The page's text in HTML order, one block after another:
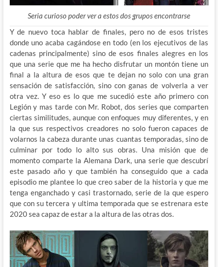
Seria curioso poder ver a estos dos grupos encontrarse
Y de nuevo toca hablar de finales, pero no de esos tristes
donde uno acaba cagándose en todo (en los ejecutivos de las
cadenas principalmente) sino de esos finales alegres en los
que una serie que me ha hecho disfrutar un montón tiene un
final a la altura de esos que te dejan no solo con una gran
sensación de satisfacción, sino con ganas de volverla a ver
otra vez. Y eso es lo que me sucedió este año primero con
Legión y mas tarde con Mr. Robot, dos series que comparten
ciertas similitudes, aunque con enfoques muy diferentes, y en
la que sus respectivos creadores no solo fueron capaces de
volarnos la cabeza durante unas cuantas temporadas, sino de
culminar por todo lo alto sus obras. Una misión que de
momento comparte la Alemana Dark, una serie que descubrí
este pasado año y que también ha conseguido que a cada
episodio me plantee lo que creo saber de la historia y que me
tenga enganchado y casi trastornado, serie de la que espero
que con su tercera y ultima temporada que se estrenara este
2020 sea capaz de estar a la altura de las otras dos.